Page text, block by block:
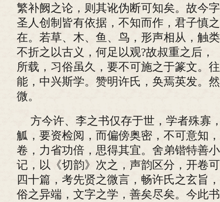
繁补阙之论，则其讹伪断可知矣。故今
圣人创制皆有依据，不知而作，君子慎
在。若草、木、鱼、鸟，形声相从，触
不折之以古义，何足以观?故叔重之后，
所载，习俗虽久，要不可施之于篆文。
能，中兴斯学。赞明许氏，奂焉英发。
微。
方今许、李之书仅存于世，学者殊寡
觚，要资检阅，而偏傍奥密，不可意知
卷，力省功倍，思得其宜。舍弟锴特善
记，以《切韵》次之，声韵区分，开卷
四十篇，考先贤之微言，畅许氏之玄旨
俗之异端，文字之学，善矣尽矣。今此